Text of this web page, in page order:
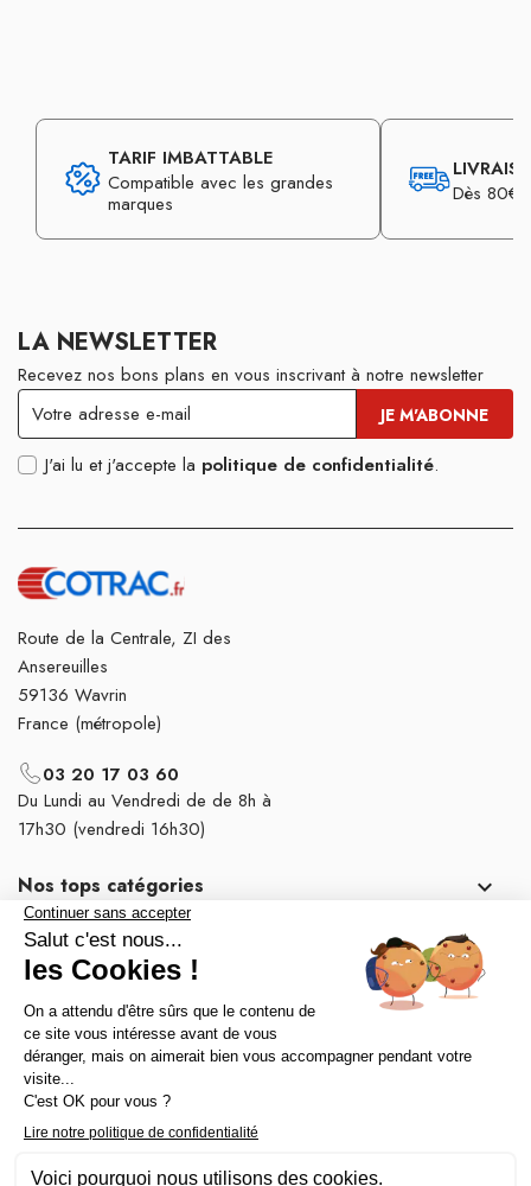
TARIF IMBATTABLE
Compatible avec les grandes
marques
Dès 80€
LA NEWSLETTER
Recevez nos bons plans en vous inscrivant à notre newsletter
J'ai lu et j'accepte la politique de confidentialité.
Route de la Centrale, ZI des
Ansereuilles
59136 Wavrin
France (métropole)
03 20 17 03 60
Du Lundi au Vendredi de de 8h à
17h30 (vendredi 16h30)
Nos tops catégories 
Notre société 